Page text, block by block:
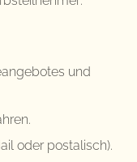
und
oder postalisch).